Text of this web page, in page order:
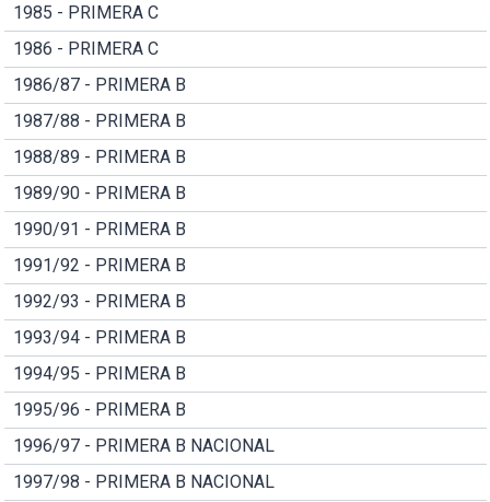
1985 - PRIMERA C
1986 - PRIMERA C
1986/87 - PRIMERA B
1987/88 - PRIMERA B
1988/89 - PRIMERA B
1989/90 - PRIMERA B
1990/91 - PRIMERA B
1991/92 - PRIMERA B
1992/93 - PRIMERA B
1993/94 - PRIMERA B
1994/95 - PRIMERA B
1995/96 - PRIMERA B
1996/97 - PRIMERA B NACIONAL
1997/98 - PRIMERA B NACIONAL